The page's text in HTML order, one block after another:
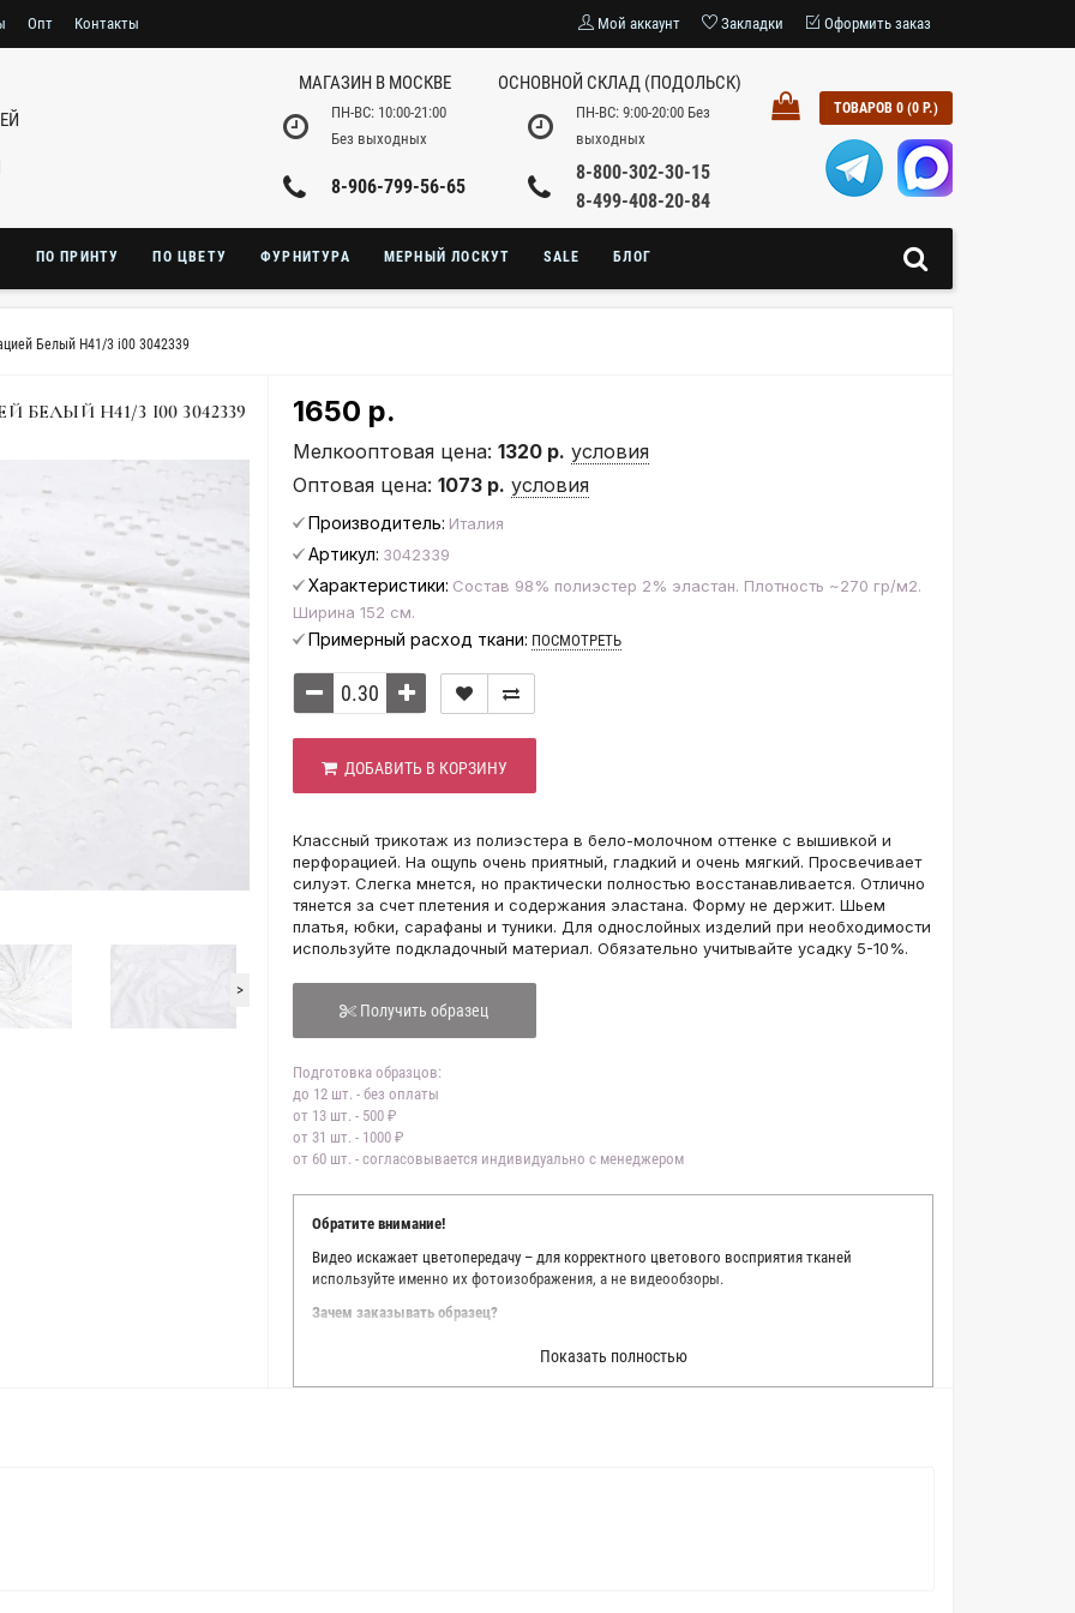
Опт Контакты Мой аккаунт Закладки Оформить заказ
МАГАЗИН В МОСКВЕ
ПН-ВС: 10:00-21:00
Без выходных
8-906-799-56-65
ОСНОВНОЙ СКЛАД (ПОДОЛЬСК)
ПН-ВС: 9:00-20:00 Без
выходных
8-800-302-30-15
8-499-408-20-84
ТОВАРОВ 0 (0 Р.)
ПО ПРИНТУ ПО ЦВЕТУ ФУРНИТУРА МЕРНЫЙ ЛОСКУТ SALE БЛОГ
Белый H41/3 i00 3042339
H41/3 I00 3042339
>
1650 р.
Мелкооптовая цена: 1320 р. условия
Оптовая цена: 1073 р. условия
Производитель: Италия
Артикул: 3042339
Характеристики: Состав 98% полиэстер 2% эластан. Плотность ~270 гр/м2.
Ширина 152 см.
Примерный расход ткани: ПОСМОТРЕТЬ
ДОБАВИТЬ В КОРЗИНУ
Классный трикотаж из полиэстера в бело-молочном оттенке с вышивкой и
перфорацией. На ощупь очень приятный, гладкий и очень мягкий. Просвечивает
силуэт. Слегка мнется, но практически полностью восстанавливается. Отлично
тянется за счет плетения и содержания эластана. Форму не держит. Шьем
платья, юбки, сарафаны и туники. Для однослойных изделий при необходимости
используйте подкладочный материал. Обязательно учитывайте усадку 5-10%.
Получить образец
Подготовка образцов:
до 12 шт. - без оплаты
от 13 шт. - 500 ₽
от 31 шт. - 1000 ₽
от 60 шт. - согласовывается индивидуально с менеджером
Обратите внимание!
Видео искажает цветопередачу – для корректного цветового восприятия тканей
используйте именно их фотоизображения, а не видеообзоры.
Зачем заказывать образец?
Мы делаем все возможное, чтобы точно описать цвет каждой ткани из нашего каталога.
Мы осматриваем и фотографируем каждую ткань в естественном свете, стараемся
находить только правильные цветовые условия и описания. Но несмотря на наши
Показать полностью